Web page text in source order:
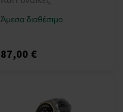
Άμεσα διαθέσιμο
87,00 €